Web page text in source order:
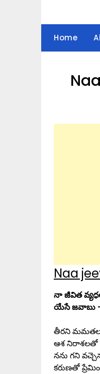
Home
Naa
నా జీవిత
యేసే జవాబు
తీరని
ఆశ నిరాశలతో
నను గని
కరుణతో